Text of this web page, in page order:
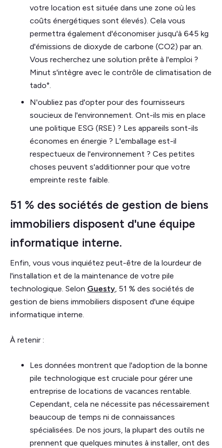
votre location est située dans une zone où les
coûts énergétiques sont élevés). Cela vous
permettra également d'économiser jusqu'à 645 kg
d'émissions de dioxyde de carbone (CO2) par an.
Vous recherchez une solution prête à l'emploi ?
Minut s'intègre avec le contrôle de climatisation de
tado°.
N'oubliez pas d'opter pour des fournisseurs
soucieux de l'environnement. Ont-ils mis en place
une politique ESG (RSE) ? Les appareils sont-ils
économes en énergie ? L'emballage est-il
respectueux de l'environnement ? Ces petites
choses peuvent s'additionner pour que votre
empreinte reste faible.
51 % des sociétés de gestion de biens
immobiliers disposent d'une équipe
informatique interne.
Enfin, vous vous inquiétez peut-être de la lourdeur de
l'installation et de la maintenance de votre pile
technologique. Selon Guesty , 51 % des sociétés de
gestion de biens immobiliers disposent d'une équipe
informatique interne.
À retenir :
Les données montrent que l'adoption de la bonne
pile technologique est cruciale pour gérer une
entreprise de locations de vacances rentable.
Cependant, cela ne nécessite pas nécessairement
beaucoup de temps ni de connaissances
spécialisées. De nos jours, la plupart des outils ne
prennent que quelques minutes à installer, ont des